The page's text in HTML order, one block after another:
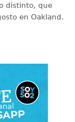
distinto, que
en Oakland.